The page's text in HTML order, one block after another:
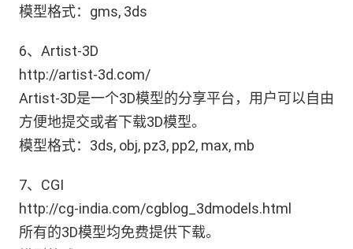
模型格式：gms, 3ds
6、Artist-3D
http://artist-3d.com/
Artist-3D是一个3D模型的分享平台，用户可以自由
方便地提交或者下载3D模型。
模型格式：3ds, obj, pz3, pp2, max, mb
7、CGI
http://cg-india.com/cgblog_3dmodels.html
所有的3D模型均免费提供下载。